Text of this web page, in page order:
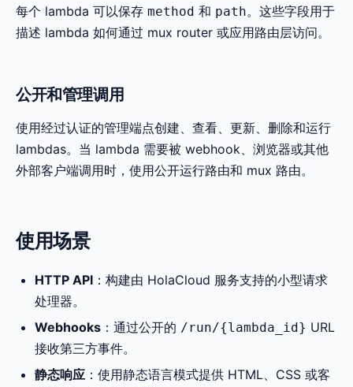
每个 lambda 可以保存 method 和 path。这些字段用于
描述 lambda 如何通过 mux router 或应用路由层访问。
公开和管理调用
使用经过认证的管理端点创建、查看、更新、删除和运行
lambdas。当 lambda 需要被 webhook、浏览器或其他
外部客户端调用时，使用公开运行路由和 mux 路由。
使用场景
HTTP API ：构建由 HolaCloud 服务支持的小型请求
处理器。
Webhooks ：通过公开的 /run/{lambda_id} URL
接收第三方事件。
静态响应 ：使用静态语言模式提供 HTML、CSS 或客